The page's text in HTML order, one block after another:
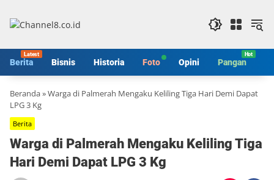
konten
Berita Bisnis Historia Foto Opini Pangan
Beranda»Warga di Palmerah Mengaku Keliling Tiga Hari Demi Dapat
LPG 3 Kg
Berita
Warga di Palmerah Mengaku Keliling Tiga
Hari Demi Dapat LPG 3 Kg